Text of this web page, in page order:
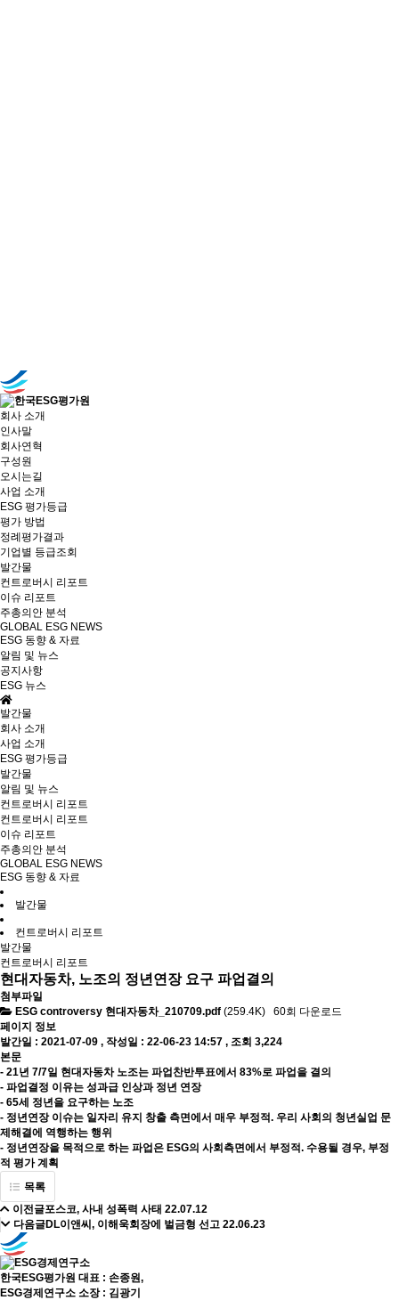
회사 소개
인사말
회사연혁
구성원
오시는길
사업 소개
ESG 평가등급
평가 방법
정례평가결과
기업별 등급조회
발간물
컨트로버시 리포트
이슈 리포트
주총의안 분석
GLOBAL ESG NEWS
ESG 동향 & 자료
알림 및 뉴스
공지사항
ESG 뉴스
발간물
회사 소개
사업 소개
ESG 평가등급
발간물
알림 및 뉴스
컨트로버시 리포트
컨트로버시 리포트
이슈 리포트
주총의안 분석
GLOBAL ESG NEWS
ESG 동향 & 자료
발간물
컨트로버시 리포트
발간물
컨트로버시 리포트
현대자동차, 노조의 정년연장 요구 파업결의
첨부파일
ESG controversy 현대자동차_210709.pdf (259.4K)
60회 다운로드
페이지 정보
발간일 : 2021-07-09 , 작성일 : 22-06-23 14:57 , 조회 3,224
본문
- 21년 7/7일 현대자동차 노조는 파업찬반투표에서 83%로 파업을 결의
- 파업결정 이유는 성과급 인상과 정년 연장
- 65세 정년을 요구하는 노조
- 정년연장 이슈는 일자리 유지 창출 측면에서 매우 부정적. 우리 사회의 청년실업 문
제해결에 역행하는 행위
- 정년연장을 목적으로 하는 파업은 ESG의 사회측면에서 부정적. 수용될 경우, 부정
적 평가 계획
목록
이전글포스코, 사내 성폭력 사태 22.07.12
다음글DL이앤씨, 이해욱회장에 벌금형 선고 22.06.23
한국ESG평가원 대표 : 손종원,
ESG경제연구소 소장 : 김광기